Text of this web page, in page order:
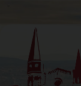
content